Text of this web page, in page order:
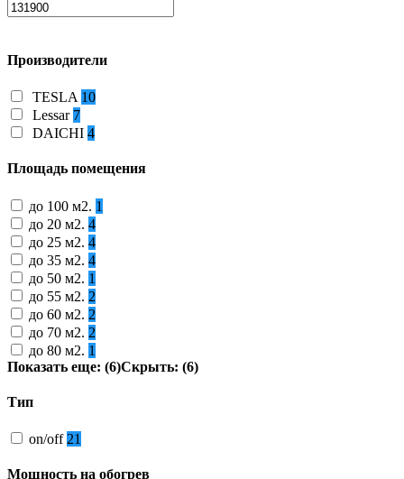
Производители
TESLA 10
Lessar 7
DAICHI 4
Площадь помещения
до 100 м2. 1
до 20 м2. 4
до 25 м2. 4
до 35 м2. 4
до 50 м2. 1
до 55 м2. 2
до 60 м2. 2
до 70 м2. 2
до 80 м2. 1
Показать еще: (6)Скрыть: (6)
Тип
on/off 21
Мощность на обогрев